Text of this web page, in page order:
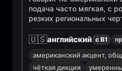
подача часто мягкая, с
резких региональных
🇺🇸английский с B1
американский акцент,
чёткая дикция